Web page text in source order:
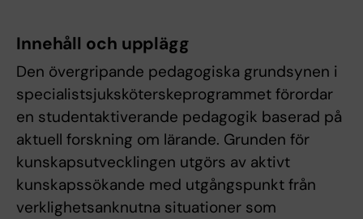
Innehåll och upplägg
Den övergripande pedagogiska grundsynen i
specialistsjuksköterskeprogrammet förordar
en studentaktiverande pedagogik baserad på
aktuell forskning om lärande. Grunden för
kunskapsutvecklingen utgörs av aktivt
kunskapssökande med utgångspunkt från
verklighetsanknutna situationer som